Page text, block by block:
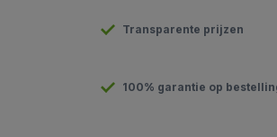
Transparente prijzen
100% garantie op